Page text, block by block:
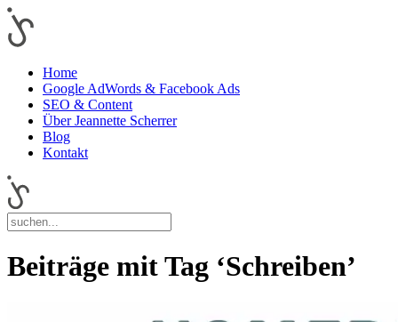
Home
Google AdWords & Facebook Ads
SEO & Content
Über Jeannette Scherrer
Blog
Kontakt
Beiträge mit Tag ‘Schreiben’